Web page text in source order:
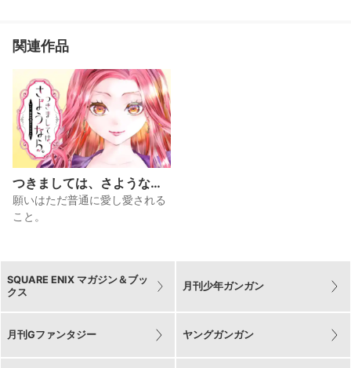
関連作品
つきましては、さような
ら。そして、聖女は逃げる
ことにした。
願いはただ普通に愛し愛される
こと。
SQUARE ENIX マガジン＆ブッ
クス
月刊少年ガンガン
月刊Gファンタジー ヤングガンガン